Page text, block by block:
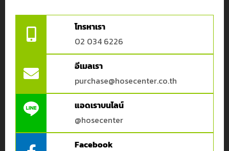
โทรหาเรา
02 034 6226
อีเมลเรา
purchase@hosecenter.co.th
แอดเราบนไลน์
@hosecenter
Facebook
Continental
Hose
Center
MTG
กรองโดยราคา